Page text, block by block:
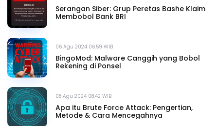
Serangan Siber: Grup Peretas Bashe Klaim
Membobol Bank BRI
06 Agu 2024 06.59 WIB
BingoMod: Malware Canggih yang Bobol
Rekening di Ponsel
08 Agu 2024 08.42 WIB
Apa itu Brute Force Attack: Pengertian,
Metode & Cara Mencegahnya